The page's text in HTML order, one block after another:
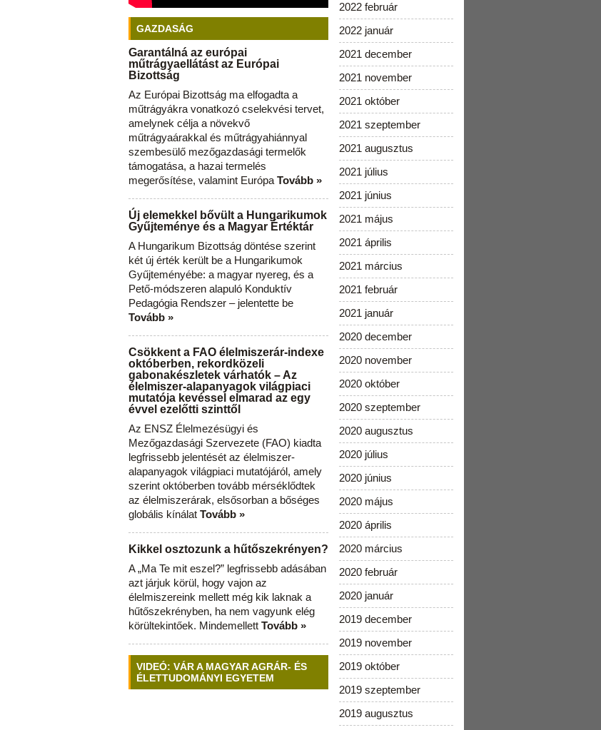
GAZDASÁG
Garantálná az európai
műtrágyaellátást az Európai
Bizottság
Az Európai Bizottság ma elfogadta a
műtrágyákra vonatkozó cselekvési tervet,
amelynek célja a növekvő
műtrágyaárakkal és műtrágyahiánnyal
szembesülő mezőgazdasági termelők
támogatása, a hazai termelés
megerősítése, valamint Európa Tovább »
Új elemekkel bővült a Hungarikumok
Gyűjteménye és a Magyar Értéktár
A Hungarikum Bizottság döntése szerint
két új érték került be a Hungarikumok
Gyűjteményébe: a magyar nyereg, és a
Pető-módszeren alapuló Konduktív
Pedagógia Rendszer – jelentette be
Tovább »
Csökkent a FAO élelmiszerár-indexe
októberben, rekordközeli
gabonakészletek várhatók – Az
élelmiszer-alapanyagok világpiaci
mutatója kevéssel elmarad az egy
évvel ezelőtti szinttől
Az ENSZ Élelmezésügyi és
Mezőgazdasági Szervezete (FAO) kiadta
legfrissebb jelentését az élelmiszer-
alapanyagok világpiaci mutatójáról, amely
szerint októberben tovább mérséklődtek
az élelmiszerárak, elsősorban a bőséges
globális kínálat Tovább »
Kikkel osztozunk a hűtőszekrényen?
A „Ma Te mit eszel?” legfrissebb adásában
azt járjuk körül, hogy vajon az
élelmiszereink mellett még kik laknak a
hűtőszekrényben, ha nem vagyunk elég
körültekintőek. Mindemellett Tovább »
VIDEÓ: VÁR A MAGYAR AGRÁR- ÉS
ÉLETTUDOMÁNYI EGYETEM
2022 február
2022 január
2021 december
2021 november
2021 október
2021 szeptember
2021 augusztus
2021 július
2021 június
2021 május
2021 április
2021 március
2021 február
2021 január
2020 december
2020 november
2020 október
2020 szeptember
2020 augusztus
2020 július
2020 június
2020 május
2020 április
2020 március
2020 február
2020 január
2019 december
2019 november
2019 október
2019 szeptember
2019 augusztus